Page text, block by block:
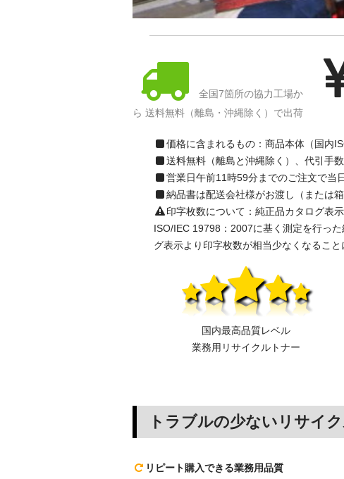
全国7箇所の協力工場か
ら 送料無料（離島・沖縄除く）で出荷
価格に含まれるもの：商品本体（国内
送料無料（離島と沖縄除く）、代引手
営業日午前11時59分までのご注文で当
納品書は配送会社様がお渡し（または
印字枚数について：純正品カタログ表
ISO/IEC 19798：2007に基く測定を行っ
グ表示より印字枚数が相当少なくなること
国内最高品質レベル
業務用リサイクルトナー
トラブルの少ないリサイ
リピート購入できる業務用品質